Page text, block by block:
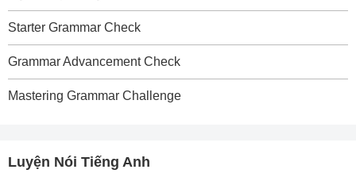
Starter Grammar Check
Grammar Advancement Check
Mastering Grammar Challenge
Luyện Nói Tiếng Anh